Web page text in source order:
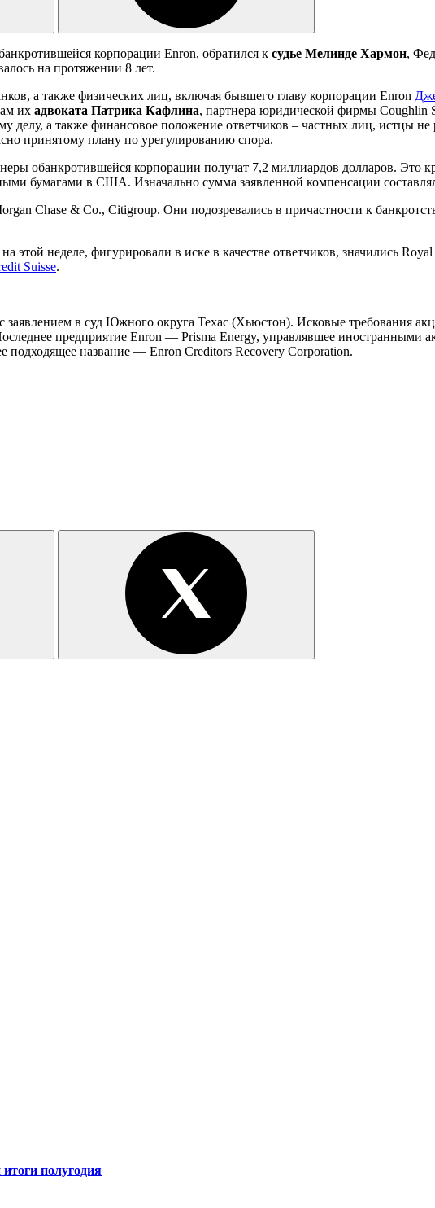
корпорации Enron, обратился к судье Мелинде Хармон,
на протяжении 8 лет.
а также физических лиц, включая бывшего главу корпорации Enron
их адвоката Патрика Кафлина, партнера юридической фирмы Coughlin
делу, а также финансовое положение ответчиков – частных лиц, истцы
принятому плану по урегулированию спора.
обанкротившейся корпорации получат 7,2 миллиардов долларов. Это
бумагами в США. Изначально сумма заявленной компенсации
Chase & Co., Citigroup. Они подозревались в причастности к
неделе, фигурировали в иске в качестве ответчиков, значились
Suisse.
заявлением в суд Южного округа Техас (Хьюстон). Исковые требования
предприятие Enron — Prisma Energy, управлявшее иностранными
подходящее название — Enron Creditors Recovery Corporation.
полугодия